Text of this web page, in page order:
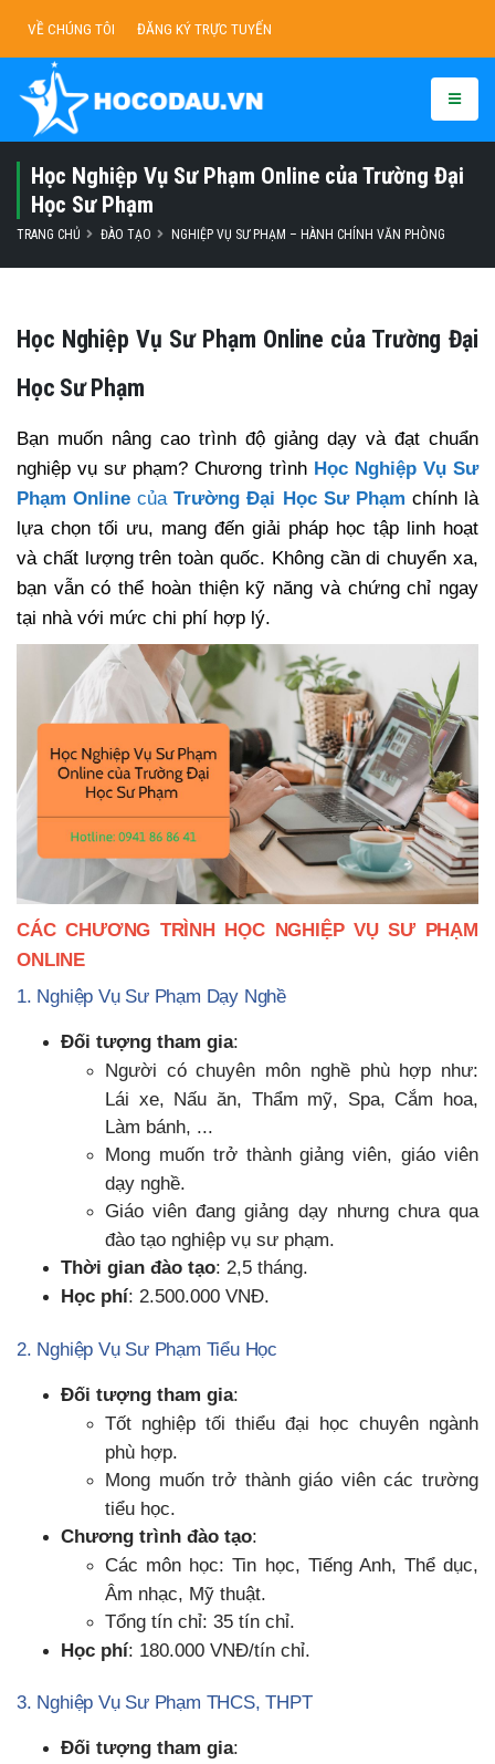
VỀ CHÚNG TÔI ĐĂNG KÝ TRỰC TUYẾN
Học Nghiệp Vụ Sư Phạm Online của Trường Đại
Học Sư Phạm
TRANG CHỦ ĐÀO TẠO NGHIỆP VỤ SƯ PHẠM – HÀNH CHÍNH VĂN PHÒNG
Học Nghiệp Vụ Sư Phạm Online của Trường Đại
Học Sư Phạm
Bạn muốn nâng cao trình độ giảng dạy và đạt chuẩn
nghiệp vụ sư phạm? Chương trình Học Nghiệp Vụ Sư
Phạm Online củaTrường Đại Học Sư Phạm chính là
lựa chọn tối ưu, mang đến giải pháp học tập linh hoạt
và chất lượng trên toàn quốc. Không cần di chuyển xa,
bạn vẫn có thể hoàn thiện kỹ năng và chứng chỉ ngay
tại nhà với mức chi phí hợp lý.
CÁC CHƯƠNG TRÌNH HỌC NGHIỆP VỤ SƯ PHẠM
ONLINE
1. Nghiệp Vụ Sư Phạm Dạy Nghề
Đối tượng tham gia:
Người có chuyên môn nghề phù hợp như:
Lái xe, Nấu ăn, Thẩm mỹ, Spa, Cắm hoa,
Làm bánh, ...
Mong muốn trở thành giảng viên, giáo viên
dạy nghề.
Giáo viên đang giảng dạy nhưng chưa qua
đào tạo nghiệp vụ sư phạm.
Thời gian đào tạo: 2,5 tháng.
Học phí: 2.500.000 VNĐ.
2. Nghiệp Vụ Sư Phạm Tiểu Học
Đối tượng tham gia:
Tốt nghiệp tối thiểu đại học chuyên ngành
phù hợp.
Mong muốn trở thành giáo viên các trường
tiểu học.
Chương trình đào tạo:
Các môn học: Tin học, Tiếng Anh, Thể dục,
Âm nhạc, Mỹ thuật.
Tổng tín chỉ: 35 tín chỉ.
Học phí: 180.000 VNĐ/tín chỉ.
3. Nghiệp Vụ Sư Phạm THCS, THPT
Đối tượng tham gia: